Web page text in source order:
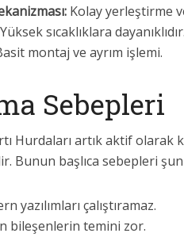
Kolay yerleştirme
Yüksek sıcaklıklara dayanıklıdır.
montaj ve ayrım işlemi.
Sebepleri
Hurdaları artık aktif olarak
Bunun başlıca sebepleri
yazılımları çalıştıramaz.
bileşenlerin temini zor.